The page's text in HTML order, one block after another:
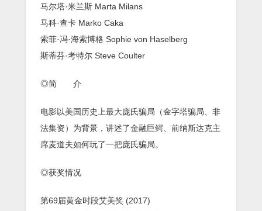
马尔塔·米兰斯 Marta Milans
马科·查卡 Marko Caka
索菲·冯·海索博格 Sophie von Haselberg
斯蒂芬·考特尔 Steve Coulter
◎简 介
电影以美国历史上最大庞氏骗局（金字塔骗局、非
法集资）为背景，讲述了金融巨鳄、前纳斯达克主
席麦道夫如何玩了一把庞氏骗局。
◎获奖情况
第69届黄金时段艾美奖 (2017)